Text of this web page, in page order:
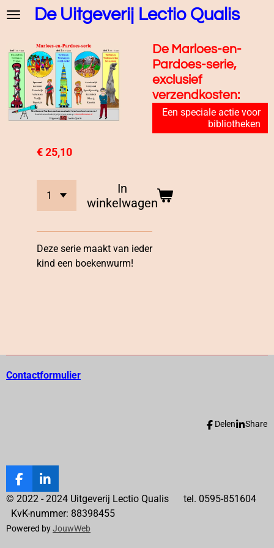
Ga
de
hoofdinhoud
De Uitgeverij Lectio Qualis
De Marloes-en-
Pardoes-serie,
exclusief
verzendkosten:
Een speciale actie voor
bibliotheken
€ 25,10
In
winkelwagen
Deze serie maakt van ieder
kind een boekenwurm!
Contactformulier
Delen Share
F
a
c
e
b
L
i
k
e
© 2022 - 2024 Uitgeverij Lectio Qualis tel. 0595-851604
KvK-nummer: 88398455
Powered byJouwWeb